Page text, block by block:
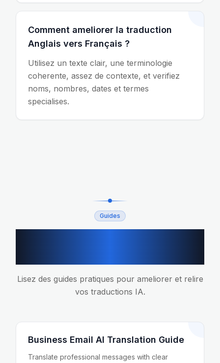
Comment ameliorer la traduction
Anglais vers Français ?
Utilisez un texte clair, une terminologie
coherente, assez de contexte, et verifiez
noms, nombres, dates et termes
specialises.
Guides
Lisez des guides pratiques pour ameliorer et relire
vos traductions IA.
Business Email AI Translation Guide
Translate professional messages with clear